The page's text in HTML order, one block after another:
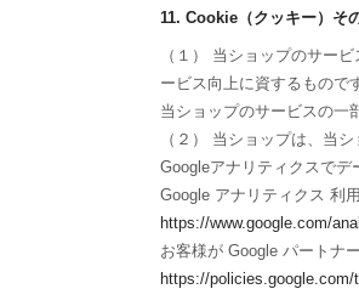
11. Cookie（クッキー）そ
（１） 当ショップのサー
ービス向上に資するもので
当ショップのサービスの一
（２） 当ショップは、当
Googleアナリティクスでデ
Google アナリティクス 利
https://www.google.com/
お客様が Google パートナ
https://